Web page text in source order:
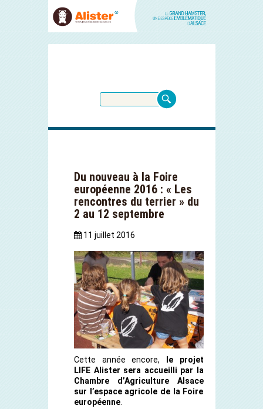
Du nouveau à la Foire
européenne 2016 : « Les
rencontres du terrier » du
2 au 12 septembre
11 juillet 2016
Cette année encore,
le projet
LIFE Alister sera accueilli par la
Chambre d’Agriculture Alsace
sur l’espace agricole de la Foire
européenne